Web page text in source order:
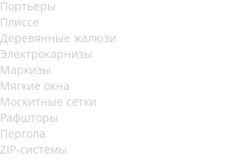
Портьеры
Плиссе
Деревянные жалюзи
Электрокарнизы
Маркизы
Мягкие окна
Москитные сетки
Рафшторы
Пергола
ZIP-системы